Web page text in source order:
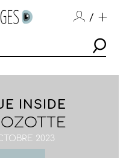
/
INSIDE
2023